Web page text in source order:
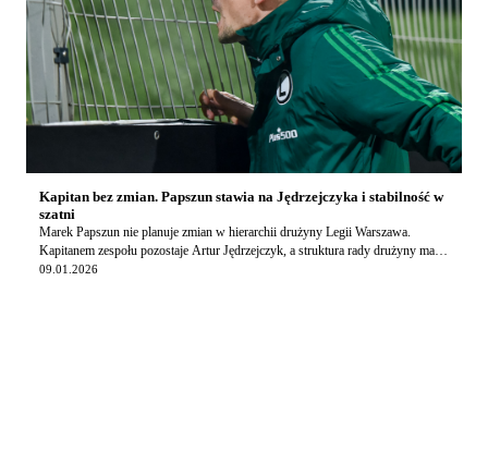
Kapitan bez zmian. Papszun stawia na Jędrzejczyka i stabilność w
szatni
Marek Papszun nie planuje zmian w hierarchii drużyny Legii Warszawa.
Kapitanem zespołu pozostaje Artur Jędrzejczyk, a struktura rady drużyny ma
funkcjonować w dotychczasowym ksz…
09.01.2026